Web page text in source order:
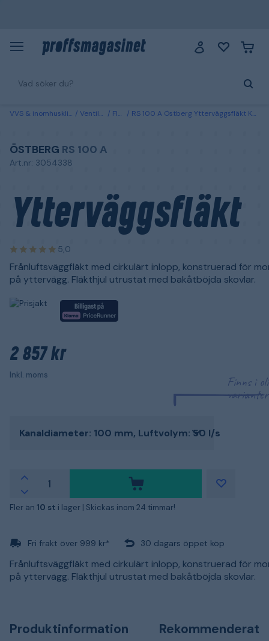
VVS & inomhusklimat Ventilation Fläktar RS 100 A Östberg Ytterväggsfläkt Kanaldiameter: 100 mm, Luftvolym: 50 l/s
ÖSTBERG RS 100 A
Art.nr: 3054338
Ytterväggsfläkt
5,0
Frånluftsväggfläkt med cirkulärt inlopp, konstruerad för
på yttervägg. Fläkthjul utrustat med bakåtböjda skovlar.
2 857 kr
Inkl. moms
Finns i
varianter
Kanaldiameter: 100 mm, Luftvolym: 50 l/s
Fler än 10 st i lager | Skickas inom 24 timmar!
Fri frakt över 999 kr* 30 dagars öppet köp
Frånluftsväggfläkt med cirkulärt inlopp, konstruerad för
på yttervägg. Fläkthjul utrustat med bakåtböjda skovlar.
Produktinformation Rekommenderat